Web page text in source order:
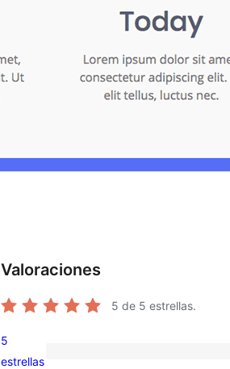
Valoraciones
5 de 5 estrellas.
4
5
estrellas